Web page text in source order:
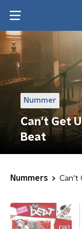
Nummer
Can't Get
Beat
Nummers Can't